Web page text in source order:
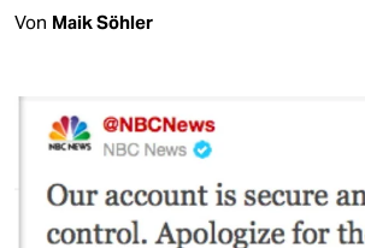
Von Maik Söhler